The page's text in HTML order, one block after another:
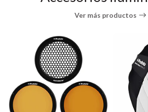
Ver más productos